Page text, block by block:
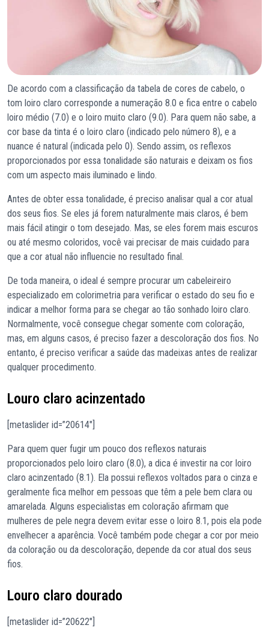
De acordo com a classificação da tabela de cores de cabelo, o
tom loiro claro corresponde a numeração 8.0 e fica entre o cabelo
loiro médio (7.0) e o loiro muito claro (9.0). Para quem não sabe, a
cor base da tinta é o loiro claro (indicado pelo número 8), e a
nuance é natural (indicada pelo 0). Sendo assim, os reflexos
proporcionados por essa tonalidade são naturais e deixam os fios
com um aspecto mais iluminado e lindo.
Antes de obter essa tonalidade, é preciso analisar qual a cor atual
dos seus fios. Se eles já forem naturalmente mais claros, é bem
mais fácil atingir o tom desejado. Mas, se eles forem mais escuros
ou até mesmo coloridos, você vai precisar de mais cuidado para
que a cor atual não influencie no resultado final.
De toda maneira, o ideal é sempre procurar um cabeleireiro
especializado em colorimetria para verificar o estado do seu fio e
indicar a melhor forma para se chegar ao tão sonhado loiro claro.
Normalmente, você consegue chegar somente com coloração,
mas, em alguns casos, é preciso fazer a descoloração dos fios. No
entanto, é preciso verificar a saúde das madeixas antes de realizar
qualquer procedimento.
Louro claro acinzentado
[metaslider id=”20614″]
Para quem quer fugir um pouco dos reflexos naturais
proporcionados pelo loiro claro (8.0), a dica é investir na cor loiro
claro acinzentado (8.1). Ela possui reflexos voltados para o cinza e
geralmente fica melhor em pessoas que têm a pele bem clara ou
amarelada. Alguns especialistas em coloração afirmam que
mulheres de pele negra devem evitar esse o loiro 8.1, pois ela pode
envelhecer a aparência. Você também pode chegar a cor por meio
da coloração ou da descoloração, depende da cor atual dos seus
fios.
Louro claro dourado
[metaslider id=”20622″]